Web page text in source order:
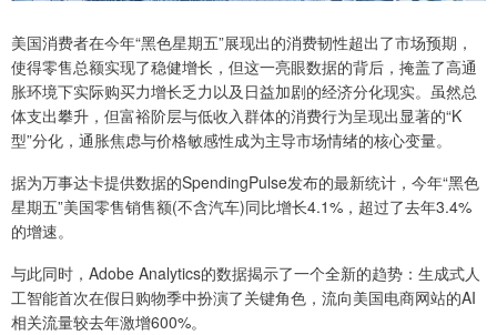
美国消费者在今年“黑色星期五”展现出的消费韧性超出了市场预期，
使得零售总额实现了稳健增长，但这一亮眼数据的背后，掩盖了高通
胀环境下实际购买力增长乏力以及日益加剧的经济分化现实。虽然总
体支出攀升，但富裕阶层与低收入群体的消费行为呈现出显著的“K
型”分化，通胀焦虑与价格敏感性成为主导市场情绪的核心变量。
据为万事达卡提供数据的SpendingPulse发布的最新统计，今年“黑色
星期五”美国零售销售额(不含汽车)同比增长4.1%，超过了去年3.4%
的增速。
与此同时，Adobe Analytics的数据揭示了一个全新的趋势：生成式人
工智能首次在假日购物季中扮演了关键角色，流向美国电商网站的AI
相关流量较去年激增600%。